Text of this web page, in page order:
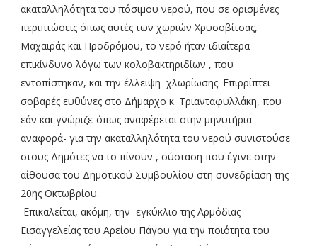
ακαταλληλότητα του πόσιμου νερού, που σε ορισμένες
περιπτώσεις όπως αυτές των χωριών Χρυσοβίτσας,
Μαχαιράς και Προδρόμου, το νερό ήταν ιδιαίτερα
επικίνδυνο λόγω των κολοβακτηριδίων , που
εντοπίστηκαν, και την έλλειψη χλωρίωσης. Επιρρίπτει
σοβαρές ευθύνες στο Δήμαρχο κ. Τριανταφυλλάκη, που
εάν και γνώριζε-όπως αναφέρεται στην μηνυτήρια
αναφορά- για την ακαταλληλότητα του νερού συνιστούσε
στους Δημότες να το πίνουν , σύσταση που έγινε στην
αίθουσα του Δημοτικού Συμβουλίου στη συνεδρίαση της
20ης Οκτωβρίου.
Επικαλείται, ακόμη, την εγκύκλιο της Αρμόδιας
Εισαγγελείας του Αρείου Πάγου για την ποιότητα του